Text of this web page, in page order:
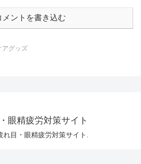
メントを書き込む
アグッズ
眼精疲労対策サイト
れ目・眼精疲労対策サイト.